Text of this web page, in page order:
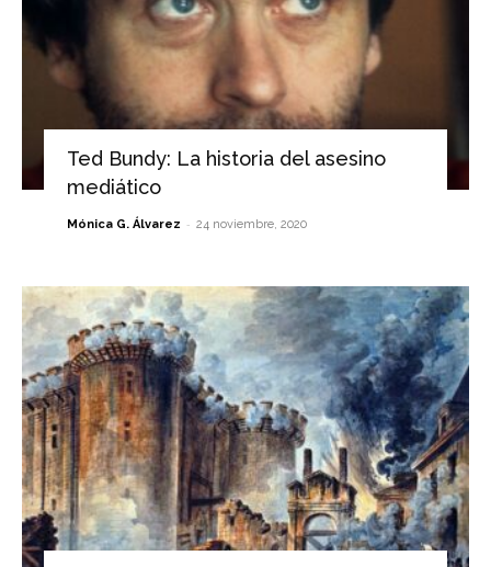
Ted Bundy: La historia del asesino
mediático
Mónica G. Álvarez - 24 noviembre, 2020